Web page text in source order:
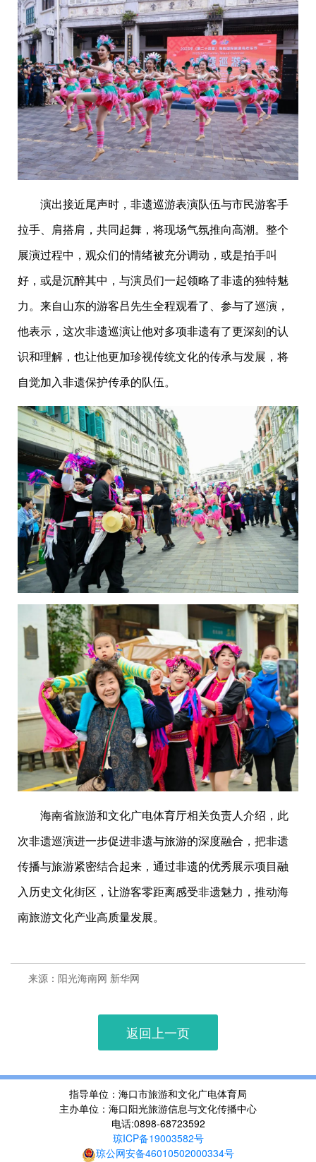
演出接近尾声时，非遗巡游表演队伍与市民游客手
拉手、肩搭肩，共同起舞，将现场气氛推向高潮。整个
展演过程中，观众们的情绪被充分调动，或是拍手叫
好，或是沉醉其中，与演员们一起领略了非遗的独特魅
力。来自山东的游客吕先生全程观看了、参与了巡演，
他表示，这次非遗巡演让他对多项非遗有了更深刻的认
识和理解，也让他更加珍视传统文化的传承与发展，将
自觉加入非遗保护传承的队伍。
海南省旅游和文化广电体育厅相关负责人介绍，此
次非遗巡演进一步促进非遗与旅游的深度融合，把非遗
传播与旅游紧密结合起来，通过非遗的优秀展示项目融
入历史文化街区，让游客零距离感受非遗魅力，推动海
南旅游文化产业高质量发展。
来源：阳光海南网 新华网
返回上一页
指导单位：海口市旅游和文化广电体育局
主办单位：海口阳光旅游信息与文化传播中心
电话:0898-68723592
琼ICP备19003582号
琼公网安备46010502000334号